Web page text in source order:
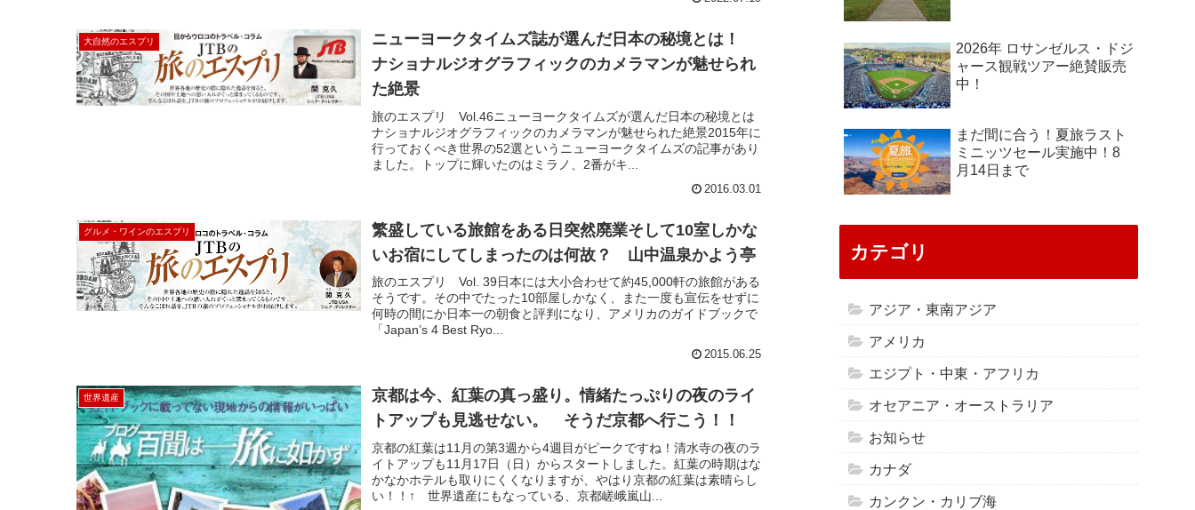
大自然のエスプリ
ニューヨークタイムズ誌が選んだ日本の秘境とは！
ナショナルジオグラフィックのカメラマンが魅せられ
た絶景
旅のエスプリ Vol.46ニューヨークタイムズが選んだ日本の秘境とは
ナショナルジオグラフィックのカメラマンが魅せられた絶景2015年に
行っておくべき世界の52選というニューヨークタイムズの記事があり
ました。トップに輝いたのはミラノ、2番がキ...
2016.03.01
グルメ・ワインのエスプリ
繁盛している旅館をある日突然廃業そして10室しかな
いお宿にしてしまったのは何故？ 山中温泉かよう亭
旅のエスプリ Vol. 39日本には大小合わせて約45,000軒の旅館がある
そうです。その中でたった10部屋しかなく、また一度も宣伝をせずに
何時の間にか日本一の朝食と評判になり、アメリカのガイドブックで
「Japan’s 4 Best Ryo...
2015.06.25
世界遺産
京都は今、紅葉の真っ盛り。情緒たっぷりの夜のライ
トアップも見逃せない。 そうだ京都へ行こう！！
京都の紅葉は11月の第3週から4週目がピークですね！清水寺の夜のラ
イトアップも11月17日（日）からスタートしました。紅葉の時期はな
かなかホテルも取りにくくなりますが、やはり京都の紅葉は素晴らし
い！！↑ 世界遺産にもなっている、京都嵯峨嵐山...
2026年 ロサンゼルス・ドジ
ャース観戦ツアー絶賛販売
中！
まだ間に合う！夏旅ラスト
ミニッツセール実施中！8
月14日まで
カテゴリ
アジア・東南アジア
アメリカ
エジプト・中東・アフリカ
オセアニア・オーストラリア
お知らせ
カナダ
カンクン・カリブ海